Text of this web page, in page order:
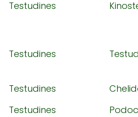
Testudines
Testudines
Testudines
Testudines